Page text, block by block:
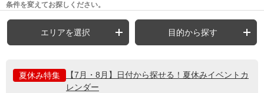
条件を変えてお探しください。
エリアを選択 目的から探す
夏休み特集
【7月・8月】日付から探せる！夏休みイベントカ
レンダー